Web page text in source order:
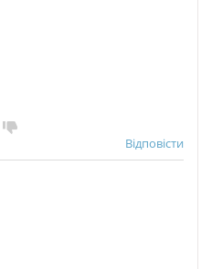
Відповісти